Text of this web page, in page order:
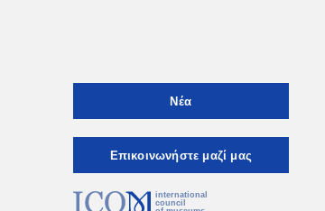
Νέα
Eπικοινωνήστε μαζί μας
international
council